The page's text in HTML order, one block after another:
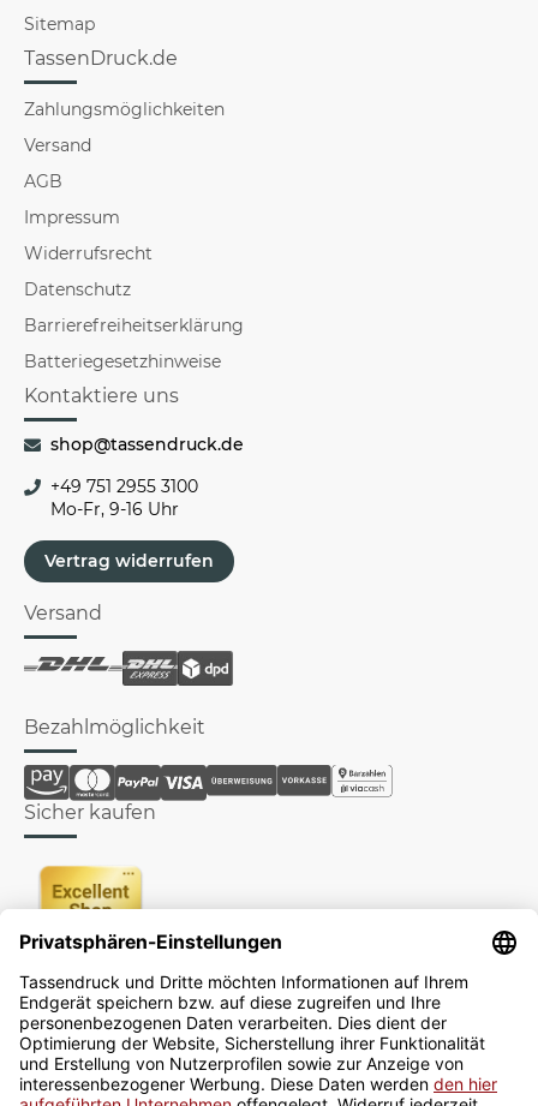
Sitemap
TassenDruck.de
Zahlungsmöglichkeiten
Versand
AGB
Impressum
Widerrufsrecht
Datenschutz
Barrierefreiheitserklärung
Batteriegesetzhinweise
Kontaktiere uns
shop@tassendruck.de
+49 751 2955 3100
Mo-Fr, 9-16 Uhr
Vertrag widerrufen
Versand
Bezahlmöglichkeit
Sicher kaufen